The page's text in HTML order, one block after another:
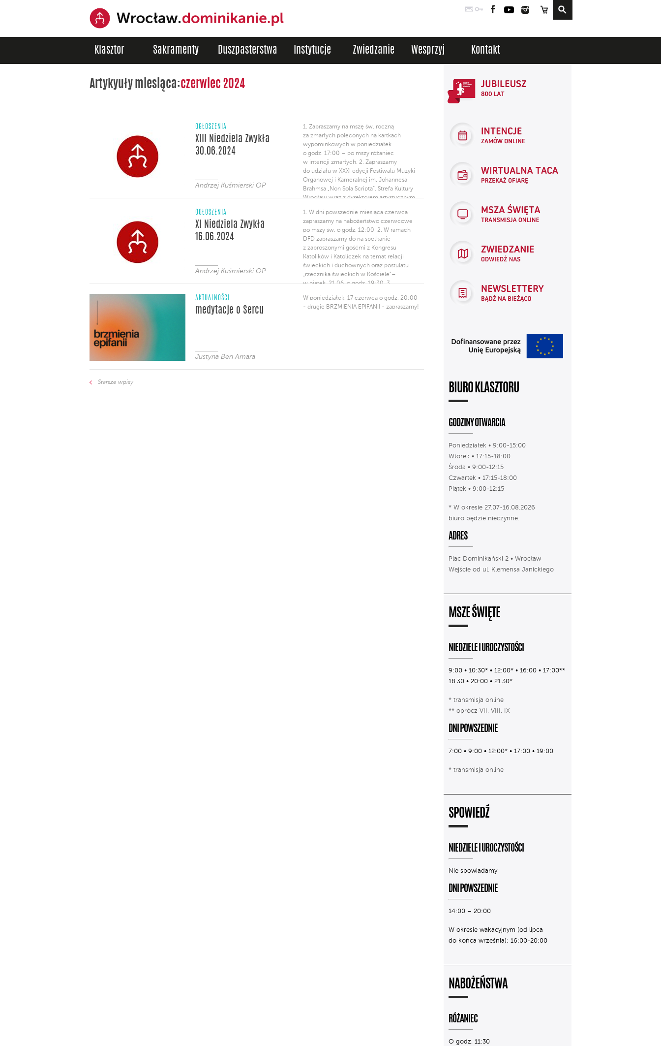
PocztaLogowanie
FacebookYouTubeInstagram
Sklep
Klasztor Sakramenty Duszpasterstwa Instytucje Zwiedzanie Wesprzyj Kontakt
Artykyuły miesiąca:czerwiec 2024
OGŁOSZENIA
XIII Niedziela Zwykła
30.06.2024
Andrzej Kuśmierski OP
1. Zapraszamy na mszę św. roczną
za zmarłych poleconych na kartkach
wypominkowych w poniedziałek
o godz. 17:00 – po mszy różaniec
w intencji zmarłych. 2. Zapraszamy
do udziału w XXXI edycji Festiwalu Muzyki
Organowej i Kameralnej im. Johannesa
Brahmsa „Non Sola Scripta”. Strefa Kultury
Wrocław wraz z dyrektorem artystycznym
w każdą niedzielę od 30 czerwca do 25
sierpnia do Kościoła św. Krzyża na koncerty
klasycznej muzyki organowej, kameralnej,
oraz techniki improwizacji. Bilety można
[…]
OGŁOSZENIA
XI Niedziela Zwykła
16.06.2024
Andrzej Kuśmierski OP
1. W dni powszednie miesiąca czerwca
zapraszamy na nabożeństwo czerwcowe
po mszy św. o godz. 12:00. 2. W ramach
DFD zapraszamy do na spotkanie
z zaproszonymi gośćmi z Kongresu
Katolików i Katoliczek na temat relacji
świeckich i duchownych oraz postulatu
„rzecznika świeckich w Kościele”–
w piątek, 21.06, o godz. 19:30. 3.
do Krakowa na Warsztaty Muzyki
Niezwykłej w dniach 8-14 lipca.
AKTUALNOŚCI
medytacje o Sercu
Justyna Ben Amara
W poniedziałek, 17 czerwca o godz. 20:00
- drugie BRZMIENIA EPIFANII - zapraszamy!
Starsze wpisy
BIURO KLASZTORU
GODZINY OTWARCIA
Poniedziałek • 9:00-15:00
Wtorek • 17:15-18:00
Środa • 9:00-12:15
Czwartek • 17:15-18:00
Piątek • 9:00-12:15
* W okresie 27.07-16.08.2026
biuro będzie nieczynne.
ADRES
Plac Dominikański 2 • Wrocław
Wejście od ul. Klemensa Janickiego
MSZE ŚWIĘTE
NIEDZIELE I UROCZYSTOŚCI
9:00 • 10:30* • 12:00* • 16:00 • 17:00**
18.30 • 20:00 • 21.30*
* transmisja online
** oprócz VII, VIII, IX
DNI POWSZEDNIE
7:00 • 9:00 • 12:00* • 17:00 • 19:00
* transmisja online
SPOWIEDŹ
NIEDZIELE I UROCZYSTOŚCI
Nie spowiadamy
DNI POWSZEDNIE
14:00 – 20:00
W okresie wakacyjnym (od lipca
do końca września): 16:00-20:00
NABOŻEŃSTWA
RÓŻANIEC
O godz. 11:30